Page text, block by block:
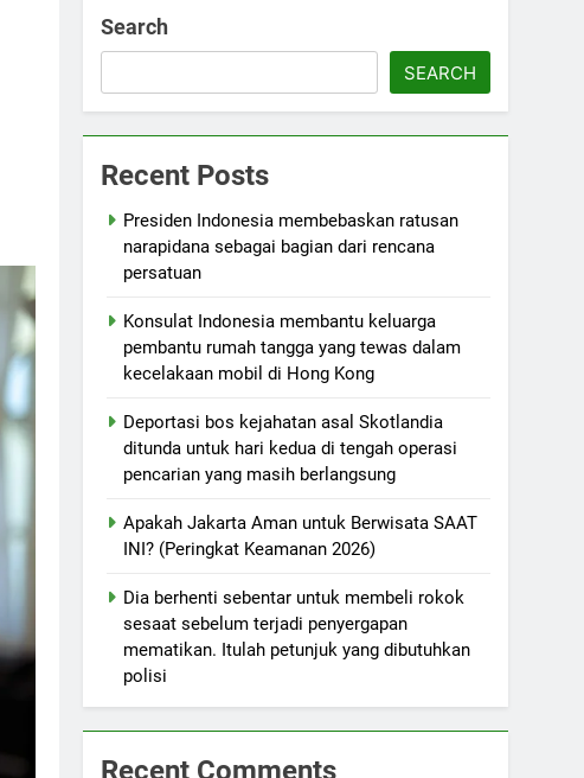
Search
SEARCH
Recent Posts
Presiden Indonesia membebaskan ratusan
narapidana sebagai bagian dari rencana
persatuan
Konsulat Indonesia membantu keluarga
pembantu rumah tangga yang tewas dalam
kecelakaan mobil di Hong Kong
Deportasi bos kejahatan asal Skotlandia
ditunda untuk hari kedua di tengah operasi
pencarian yang masih berlangsung
Apakah Jakarta Aman untuk Berwisata SAAT
INI? (Peringkat Keamanan 2026)
Dia berhenti sebentar untuk membeli rokok
sesaat sebelum terjadi penyergapan
mematikan. Itulah petunjuk yang dibutuhkan
polisi
Recent Comments